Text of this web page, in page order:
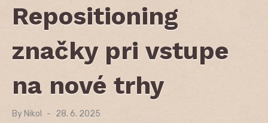
Repositioning
značky pri vstupe
na nové trhy
By Nikol
Posted
28. 6. 2025